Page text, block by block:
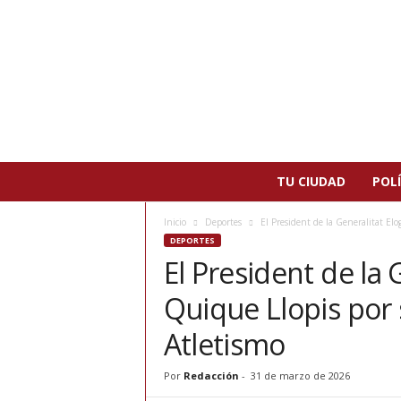
TU CIUDAD
Inicio Deportes El President de la Generalitat
DEPORTES
El President de la
Quique Llopis
Atletismo
Por Redacción - 31 de marzo de 2026